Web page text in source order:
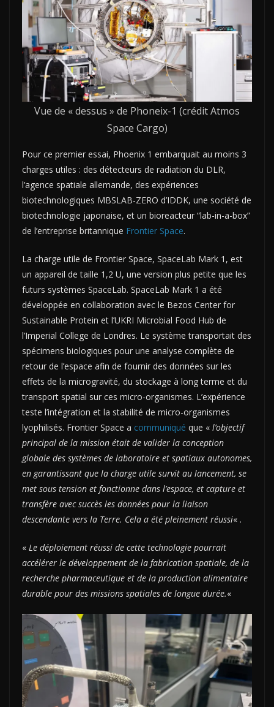
Vue de « dessus » de Phoneix-1 (crédit Atmos
Space Cargo)
Pour ce premier essai, Phoenix 1 embarquait au moins 3
charges utiles : des détecteurs de radiation du DLR,
l’agence spatiale allemande, des expériences
biotechnologiques MBSLAB-ZERO d’IDDK, une société de
biotechnologie japonaise, et un bioreacteur “lab-in-a-box”
de l’entreprise britannique Frontier Space.
La charge utile de Frontier Space, SpaceLab Mark 1, est
un appareil de taille 1,2 U, une version plus petite que les
futurs systèmes SpaceLab. SpaceLab Mark 1 a été
développée en collaboration avec le Bezos Center for
Sustainable Protein et l’UKRI Microbial Food Hub de
l’Imperial College de Londres. Le système transportait des
spécimens biologiques pour une analyse complète de
retour de l’espace afin de fournir des données sur les
effets de la microgravité, du stockage à long terme et du
transport spatial sur ces micro-organismes. L’expérience
teste l’intégration et la stabilité de micro-organismes
lyophilisés. Frontier Space a communiqué que « l’objectif
principal de la mission était de valider la conception
globale des systèmes de laboratoire et spatiaux autonomes,
en garantissant que la charge utile survit au lancement, se
met sous tension et fonctionne dans l’espace, et capture et
transfère avec succès les données pour la liaison
descendante vers la Terre. Cela a été pleinement réussi« .
« Le déploiement réussi de cette technologie pourrait
accélérer le développement de la fabrication spatiale, de la
recherche pharmaceutique et de la production alimentaire
durable pour des missions spatiales de longue durée.«